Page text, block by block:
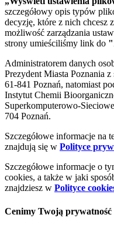
szczegółowy opis typów
decyzję, które z nich chcesz
możliwość zarządzania
strony umieściliśmy link do
Administratorem danych
Prezydent Miasta Poznania
61-841 Poznań, natomiast
Instytut Chemii
Superkomputerowo-
704 Poznań.
Szczegółowe informacje na
znajdują się w Polityce
Szczegółowe informacje o
cookies, a także w jaki
znajdziesz w Polityce
Cenimy Twoją prywatność